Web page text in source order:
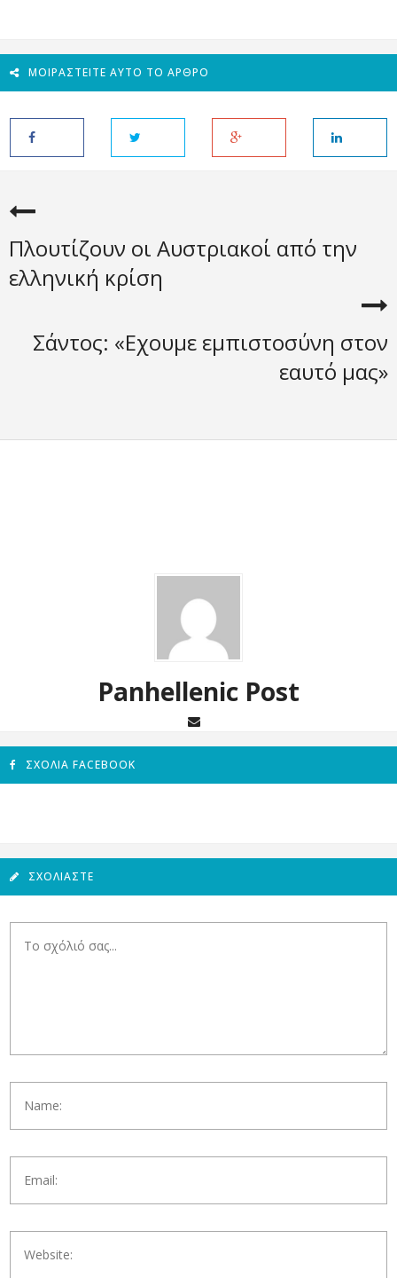
ΜΟΙΡΑΣΤΕΊΤΕ ΑΥΤΌ ΤΟ ΆΡΘΡΟ
Πλουτίζουν οι Αυστριακοί από την
ελληνική κρίση
Σάντος: «Εχουμε εμπιστοσύνη στον
εαυτό μας»
Panhellenic Post
ΣΧΌΛΙΑ FACEBOOK
ΣΧΟΛΙΆΣΤΕ